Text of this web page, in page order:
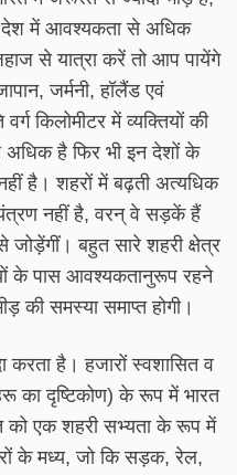
देश में आवश्यकता से अधिक
से यात्रा करें तो आप पायेंगे
जर्मनी, हॉलैंड एवं
किलोमीटर में व्यक्तियों की
है फिर भी इन देशों के
है। शहरों में बढ़ती अत्यधिक
नहीं है, वरन् वे सड़कें हैं
बहुत सारे शहरी क्षेत्र
के पास आवश्यकतानुरूप रहने
की समस्या समाप्त होगी।
करता है। हजारों स्वशासित व
का दृष्टिकोण) के रूप में भारत
को एक शहरी सभ्यता के रूप में
के मध्य, जो कि सड़क, रेल,